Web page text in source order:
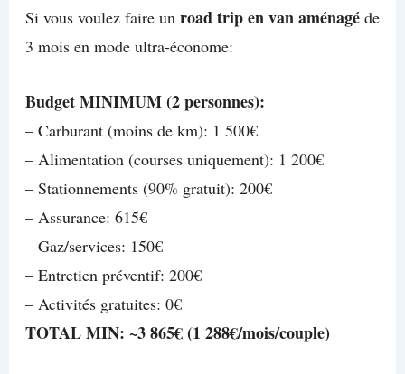
Si vous voulez faire un road trip en van aménagéde
3 mois en mode ultra-économe:
Budget MINIMUM (2 personnes):
– Carburant (moins de km): 1 500€
– Alimentation (courses uniquement): 1 200€
– Stationnements (90% gratuit): 200€
– Assurance: 615€
– Gaz/services: 150€
– Entretien préventif: 200€
– Activités gratuites: 0€
TOTAL MIN: ~3 865€ (1 288€/mois/couple)